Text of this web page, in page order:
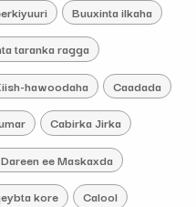
Buuxinta ilkaha
taranka ragga
hawoodaha Caadada
Cabirka Jirka
ee Maskaxda
kore Calool